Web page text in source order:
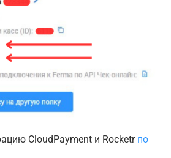
СloudPayment и Rocketrпо